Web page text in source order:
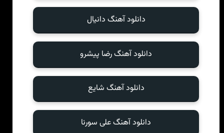
دانلود آهنگ دانیال
دانلود آهنگ رضا پیشرو
دانلود آهنگ شایع
دانلود آهنگ علی سورنا